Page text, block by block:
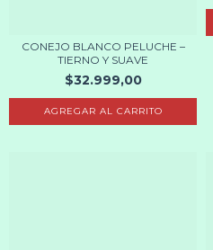
CONEJO BLANCO PELUCHE –
TIERNO Y SUAVE
$32.999,00